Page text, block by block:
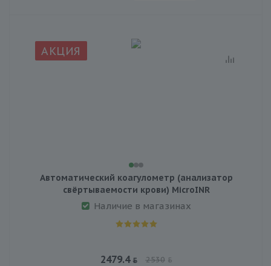
АКЦИЯ
Автоматический коагулометр (анализатор
свёртываемости крови) MicroINR
Наличие в магазинах
2479.4 2530